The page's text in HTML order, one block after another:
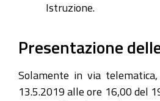
Istruzione.
Presentazione
Solamente in via
13.5.2019 alle ore 16,00 del